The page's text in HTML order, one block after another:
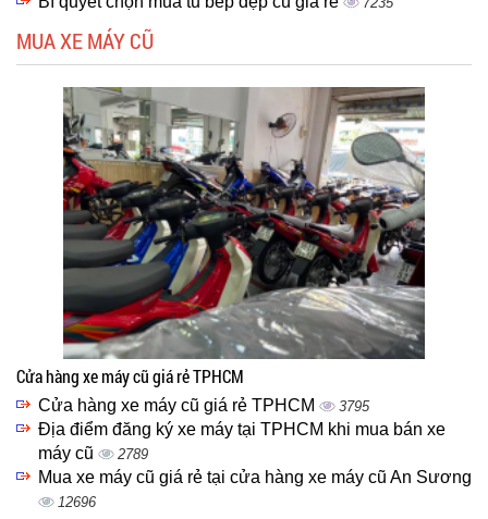
MUA XE MÁY CŨ
Cửa hàng xe máy cũ giá rẻ TPHCM
Cửa hàng xe máy cũ giá rẻ TPHCM 3795
Địa điểm đăng ký xe máy tại TPHCM khi mua bán xe
máy cũ
2789
Mua xe máy cũ giá rẻ tại cửa hàng xe máy cũ An Sương
12696